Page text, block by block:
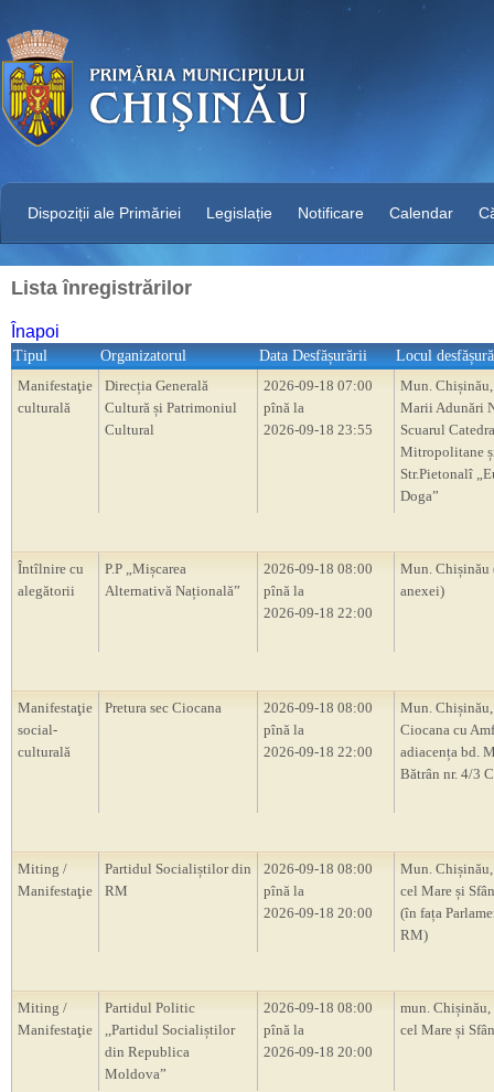
Dispoziții ale Primăriei Legislație Notificare Calendar
Lista înregistrărilor
Înapoi
Tipul Organizatorul Data Desfășurării
Locul
Manifestaţie
culturală
Direcția Generală
Cultură și Patrimoniul
Cultural
2026-09-18 07:00
pînă la
2026-09-18 23:55
Mun.
Marii Adunări
Scuarul
Mitropolitane
Str.Pietonalî
Doga”
Întîlnire cu
alegătorii
P.P „Mișcarea
Alternativă Națională”
2026-09-18 08:00
pînă la
2026-09-18 22:00
Mun. Chișinău
anexei)
Manifestaţie
social-
culturală
Pretura sec Ciocana
2026-09-18 08:00
pînă la
2026-09-18 22:00
Mun.
Ciocana cu
adiacența bd.
Bătrân nr. 4/3
Miting /
Manifestaţie
Partidul Socialiștilor din
RM
2026-09-18 08:00
pînă la
2026-09-18 20:00
Mun.
cel Mare și
(în fața
RM)
Miting /
Manifestaţie
Partidul Politic
,,Partidul Socialiștilor
din Republica
Moldova”
2026-09-18 08:00
pînă la
2026-09-18 20:00
mun. Chișinău,
cel Mare și